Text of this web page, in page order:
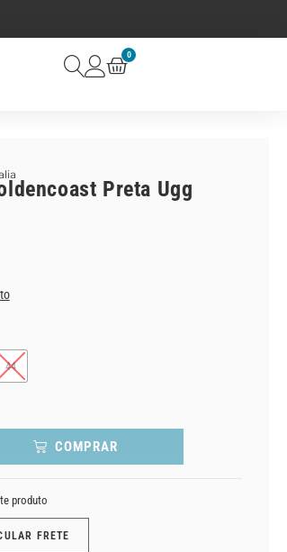
0
Preta Ugg
44
COMPRAR
produto